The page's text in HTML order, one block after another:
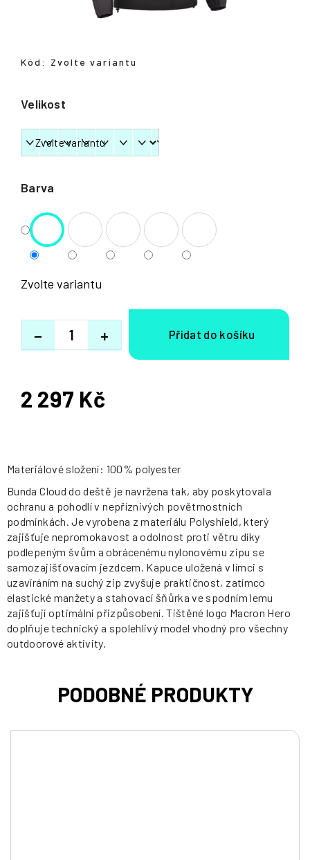
Barva
Velikost
Zvolte variantu
+
−
Kód: Zvolte variantu
2 297 Kč
Měrná
Materiálové složení: 100% polyester
Bunda Cloud do deště je navržena tak, aby poskytovala
ochranu a pohodlí v nepříznivých povětrnostních
podmínkách. Je vyrobena z materiálu Polyshield, který
zajišťuje nepromokavost a odolnost proti větru díky
podlepeným švům a obrácenému nylonovému zipu se
samozajišťovacím jezdcem. Kapuce uložená v límci s
uzavíráním na suchý zip zvyšuje praktičnost, zatímco
elastické manžety a stahovací šňůrka ve spodním lemu
zajišťují optimální přizpůsobení. Tištěné logo Macron Hero
doplňuje technický a spolehlivý model vhodný pro všechny
outdoorové aktivity.